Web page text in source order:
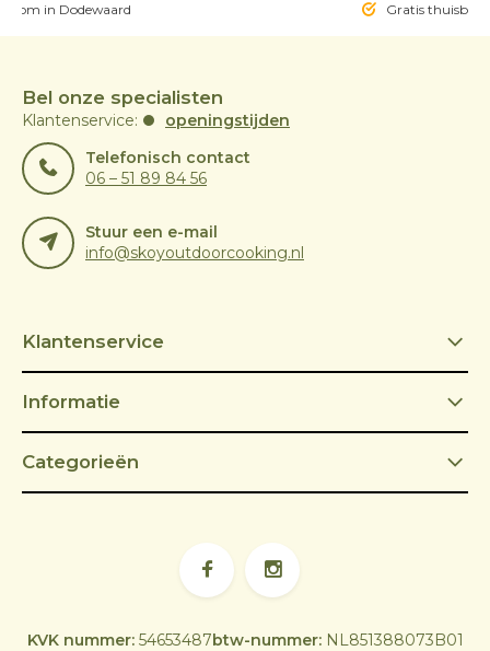
in Dodewaard Gratis
Bel onze specialisten
Klantenservice:
openingstijden
Telefonisch contact
06 – 51 89 84 56
Stuur een e-mail
info@skoyoutdoorcooking.nl
Klantenservice
Informatie
Categorieën
KVK nummer:54653487btw-nummer:NL851388073B01